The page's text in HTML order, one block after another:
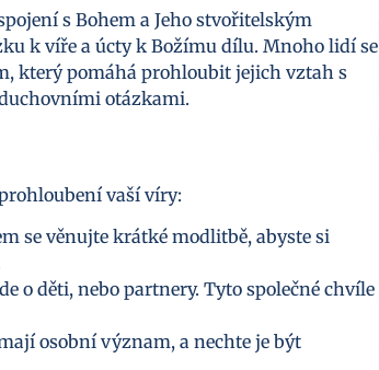
s Bohem a Jeho stvořitelským
k víře a úcty k Božímu dílu. Mnoho lidí se
který pomáhá prohloubit jejich vztah s
otázkami.
vaší víry:
se věnujte krátké modlitbě, abyste si
o děti, nebo partnery. Tyto společné chvíle
osobní význam, a nechte je být